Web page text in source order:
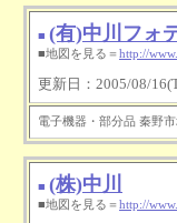
■ (有)中川フォ
■地図を見る＝http://
更新日：2005/08/
電子機器・部分品 秦野
■ (株)中川
■地図を見る＝http://